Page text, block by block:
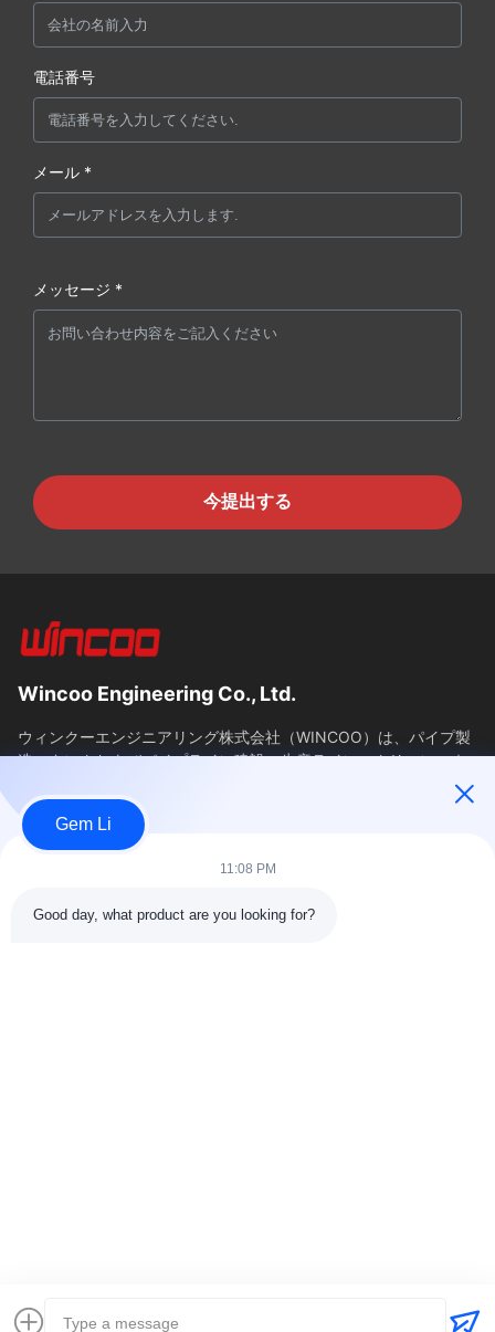
電話番号
メール *
メッセージ *
今提出する
Wincoo Engineering Co., Ltd.
ウィンクーエンジニアリング株式会社（WINCOO）は、パイプ製
造、タンクおよびパイプライン建設、生産ライン、クリーンエネ
ルギープロジェクトのクライアント向けに、カスタマイズされた
ソリューションと機器を提供することに特化しています。当社
は、工具、機械、特殊商品の迅速な供給を保証し、中国における
調...
ホーム
製品
Gem Li
11:08 PM
Good day, what product are you looking for?